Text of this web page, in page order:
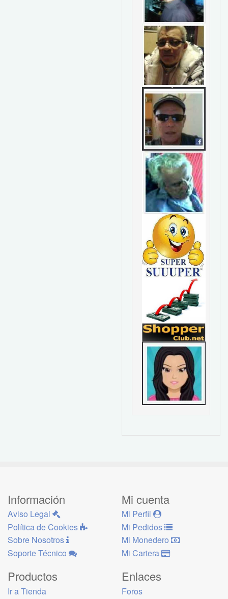
Información
Aviso Legal
Política de Cookies
Sobre Nosotros
Soporte Técnico
Mi cuenta
Mi Perfil
Mi Pedidos
Mi Monedero
Mi Cartera
Productos
Ir a Tienda
Enlaces
Foros